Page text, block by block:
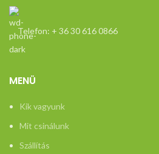
Telefon: + 36 30 616 0866
MENÜ
Kik vagyunk
Mit csinálunk
Szállítás